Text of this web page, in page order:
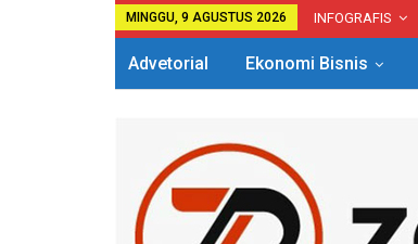
MINGGU, 9 AGUSTUS 2026 INFOGRAFIS
Advetorial Ekonomi Bisnis